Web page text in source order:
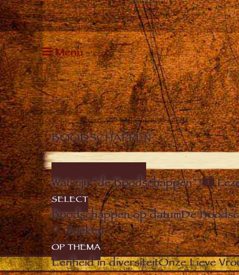
Menu
BOODSCHAPPEN
Wat zijn “de Boodschappen”?
SELECT
Boodschappen op datumDe
Zoeken
OP THEMA
Eenheid in diversiteitOnze Lieve